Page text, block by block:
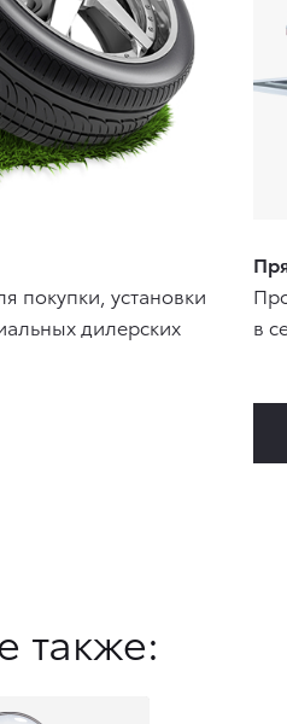
покупки, установки
дилерских
в
также: